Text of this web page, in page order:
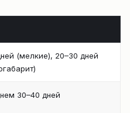
(мелкие), 20–30 дней
30–40 дней